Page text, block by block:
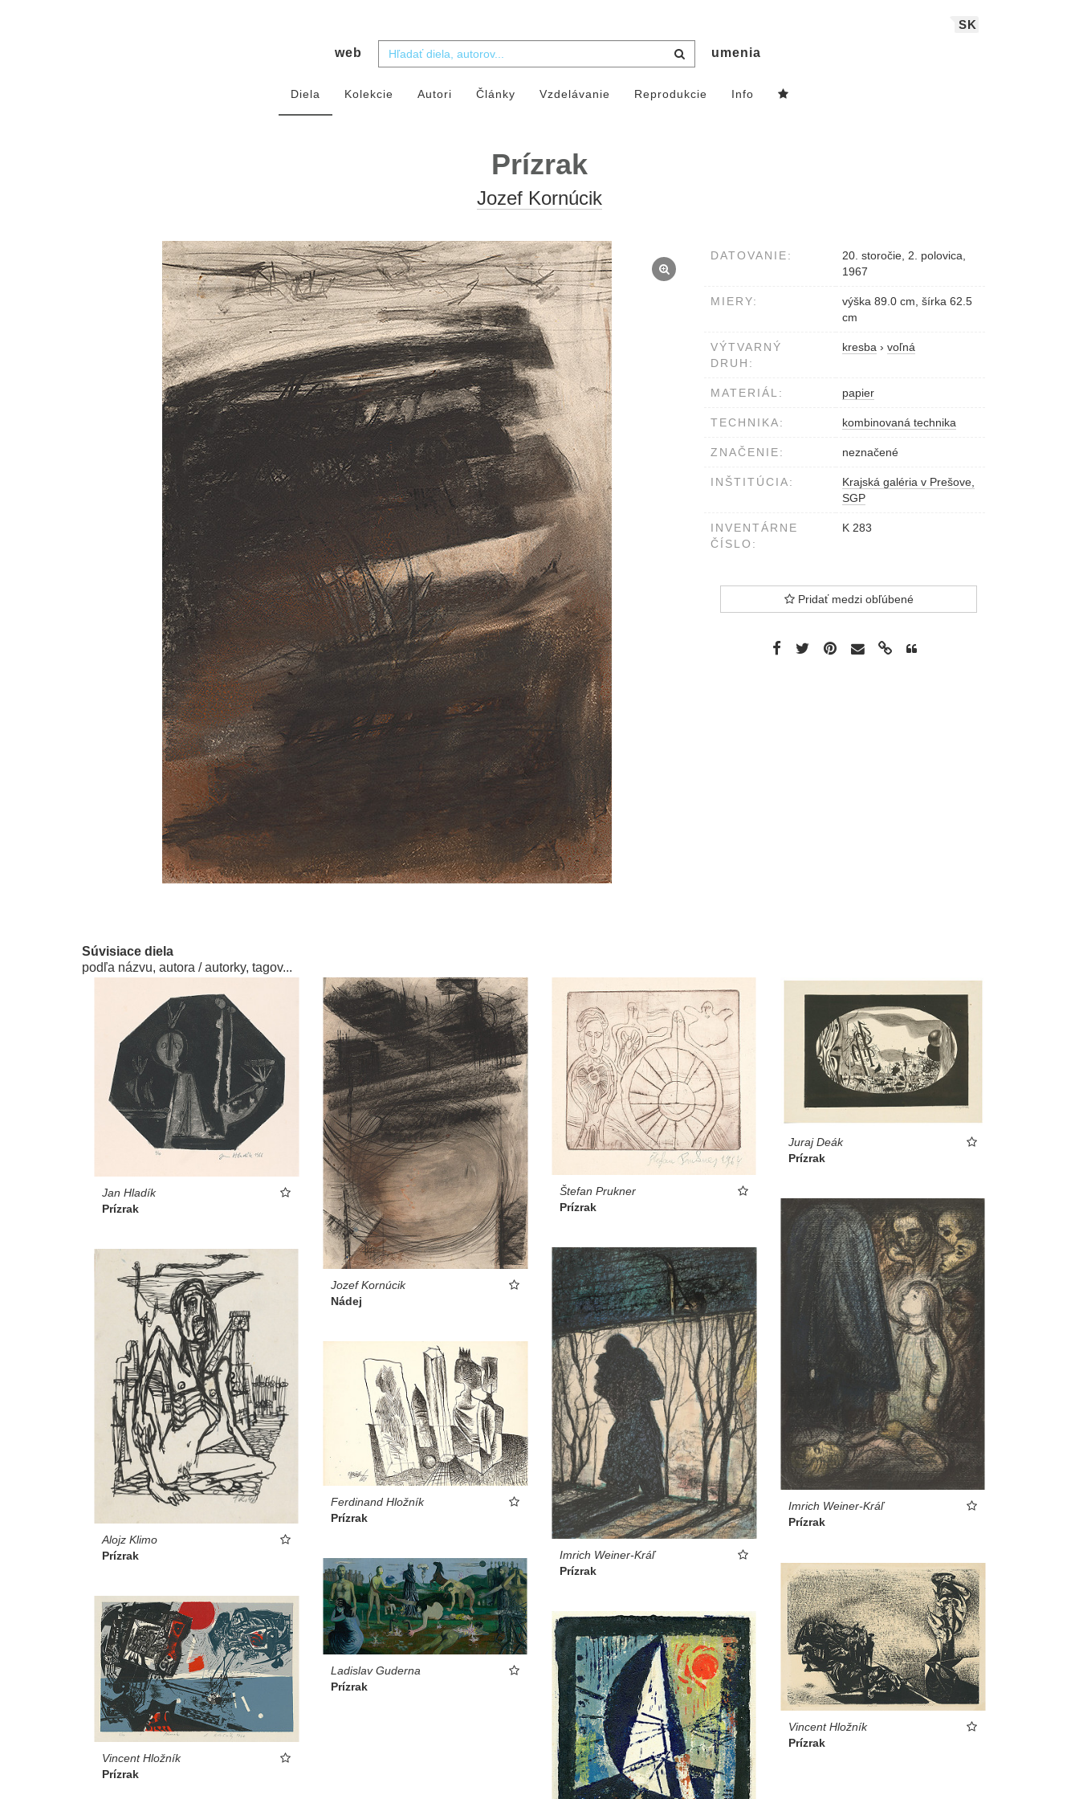
SK
web umenia
Diela Kolekcie Autori Články Vzdelávanie Reprodukcie Info
Prízrak
Jozef Kornúcik
DATOVANIE:
20. storočie, 2. polovica,
1967
MIERY:
výška 89.0 cm, šírka 62.5
cm
VÝTVARNÝ
DRUH:
kresba › voľná
MATERIÁL: papier
TECHNIKA: kombinovaná technika
ZNAČENIE: neznačené
INŠTITÚCIA:
Krajská galéria v Prešove,
SGP
INVENTÁRNE
ČÍSLO:
K 283
Pridať medzi obľúbené
Súvisiace diela
podľa názvu, autora / autorky, tagov...
Jan Hladík
Prízrak
Jozef Kornúcik
Nádej
Štefan Prukner
Prízrak
Juraj Deák
Prízrak
Imrich Weiner-Kráľ
Prízrak
Imrich Weiner-Kráľ
Prízrak
Alojz Klimo
Prízrak
Ferdinand Hložník
Prízrak
Ladislav Guderna
Prízrak
Vincent Hložník
Prízrak
Vincent Hložník
Prízrak